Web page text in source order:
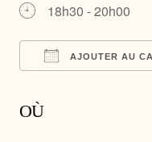
18h30 - 20h00
AJOUTER AU
OÙ